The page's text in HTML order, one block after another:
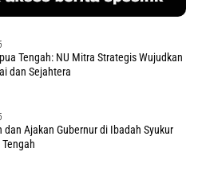
Tengah: NU Mitra Strategis Wujudkan
dan Sejahtera
dan Ajakan Gubernur di Ibadah Syukur